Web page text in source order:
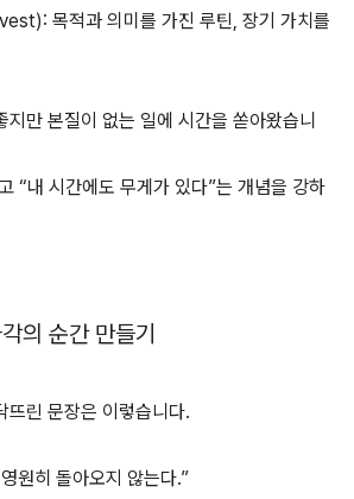
목적과 의미를 가진 루틴, 장기 가치를
지만 본질이 없는 일에 시간을 쏟아왔습니
“내 시간에도 무게가 있다”는 개념을 강하
의 순간 만들기
뜨린 문장은 이렇습니다.
원히 돌아오지 않는다.”